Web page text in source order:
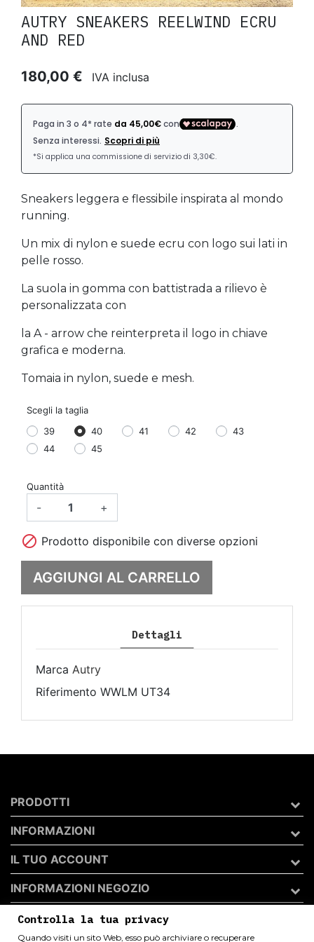
AUTRY SNEAKERS REELWIND ECRU
AND RED
180,00 € IVA inclusa
Sneakers leggera e flessibile inspirata al mondo
running.
Un mix di nylon e suede ecru con logo sui lati in
pelle rosso.
La suola in gomma con battistrada a rilievo è
personalizzata con
la A - arrow che reinterpreta il logo in chiave
grafica e moderna.
Tomaia in nylon, suede e mesh.
Scegli la taglia
39
40 41 42
43
44
45
Quantità
- +
 Prodotto disponibile con diverse opzioni
AGGIUNGI AL CARRELLO
Dettagli
Marca Autry
Riferimento WWLM UT34
PRODOTTI
INFORMAZIONI
IL TUO ACCOUNT
INFORMAZIONI NEGOZIO
Controlla la tua privacy
Quando visiti un sito Web, esso può archiviare o recuperare